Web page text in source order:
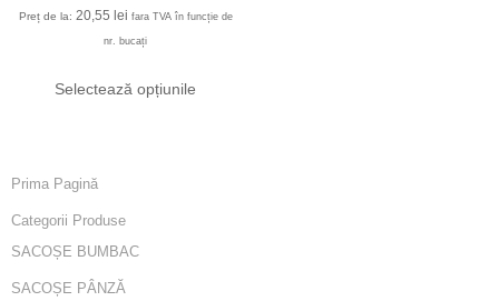
Preț de la: 20,55 lei fara TVA în funcție de
nr. bucați
Selectează opțiunile
Prima Pagină
Categorii Produse
SACOȘE BUMBAC
SACOȘE PÂNZĂ